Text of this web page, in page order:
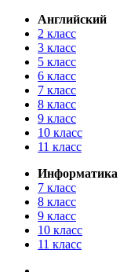
Английский
2 класс
3 класс
5 класс
6 класс
7 класс
8 класс
9 класс
10 класс
11 класс
Информатика
7 класс
8 класс
9 класс
10 класс
11 класс